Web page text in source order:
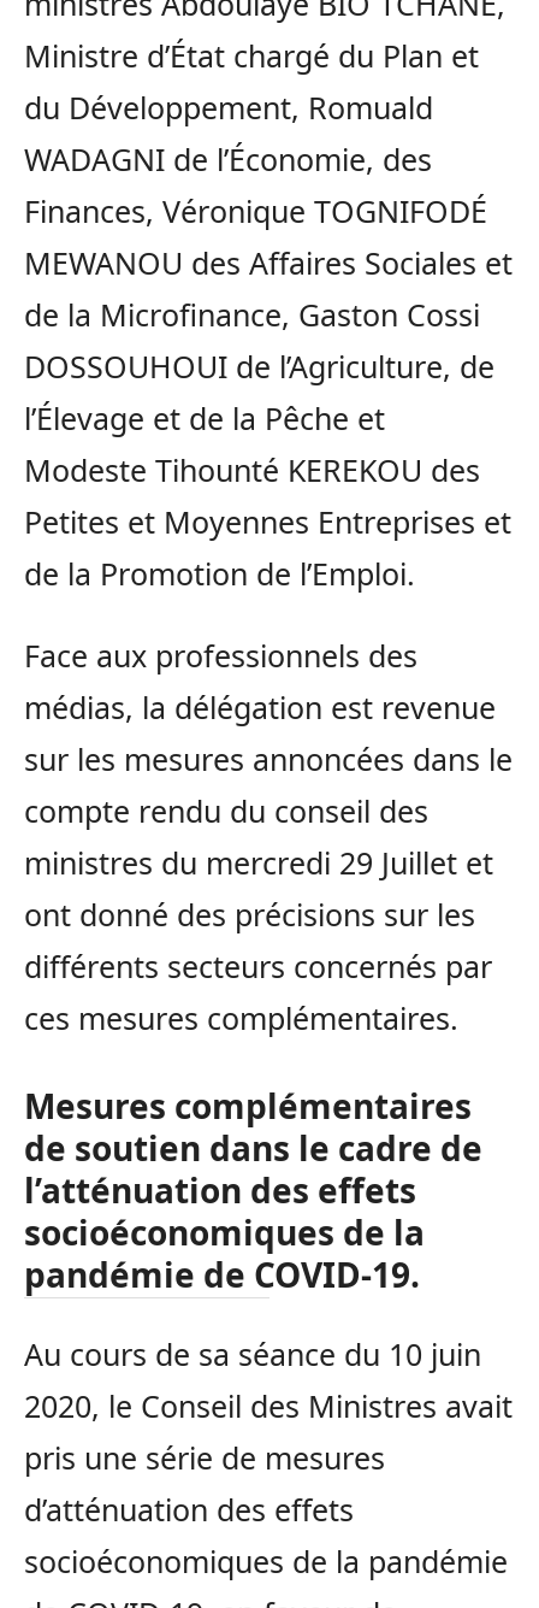
Ministre d’État chargé du Plan et
du Développement, Romuald
WADAGNI de l’Économie, des
Finances, Véronique TOGNIFODÉ
MEWANOU des Affaires Sociales et
de la Microfinance, Gaston Cossi
DOSSOUHOUI de l’Agriculture, de
l’Élevage et de la Pêche et
Modeste Tihounté KEREKOU des
Petites et Moyennes Entreprises et
de la Promotion de l’Emploi.
Face aux professionnels des
médias, la délégation est revenue
sur les mesures annoncées dans le
compte rendu du conseil des
ministres du mercredi 29 Juillet et
ont donné des précisions sur les
différents secteurs concernés par
ces mesures complémentaires.
Mesures complémentaires
de soutien dans le cadre de
l’atténuation des effets
socioéconomiques de la
pandémie de COVID-19.
Au cours de sa séance du 10 juin
2020, le Conseil des Ministres avait
pris une série de mesures
d’atténuation des effets
socioéconomiques de la pandémie